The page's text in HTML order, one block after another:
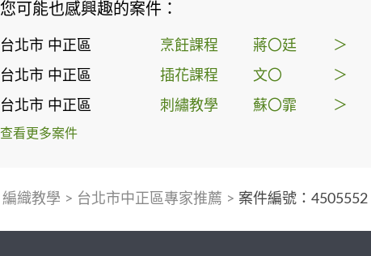
您可能也感興趣的案件：
台北市 中正區 烹飪課程 蔣〇廷 ＞
台北市 中正區 插花課程 文〇 ＞
台北市 中正區 刺繡教學 蘇〇霏 ＞
查看更多案件
編織教學 > 台北市中正區專家推薦 > 案件編號：4505552